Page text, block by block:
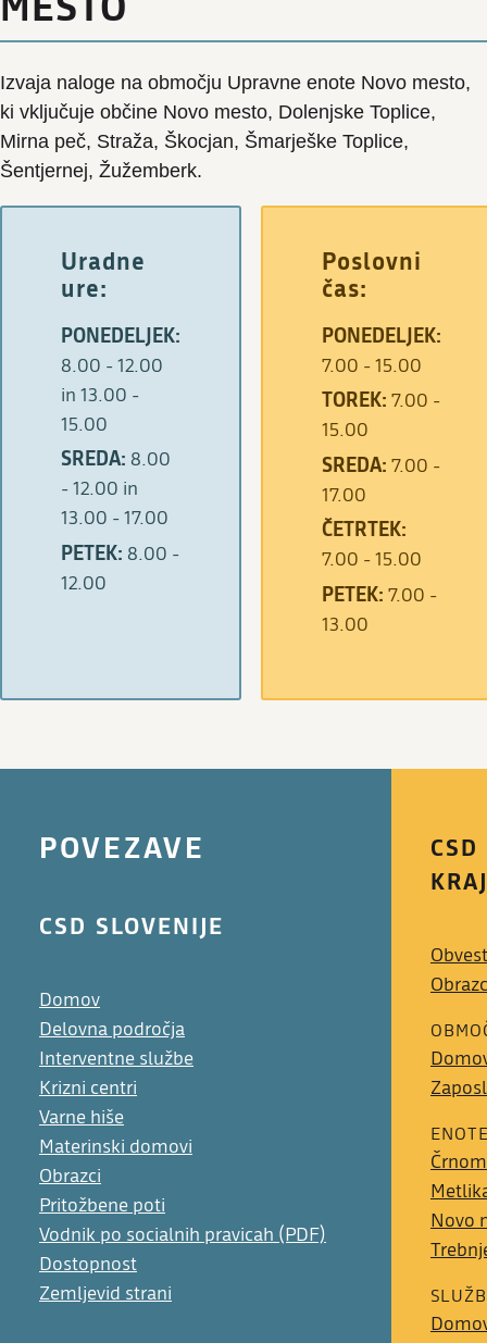
Izvaja naloge na območju Upravne enote Novo mesto,
ki vključuje občine Novo mesto, Dolenjske Toplice,
Mirna peč, Straža, Škocjan, Šmarješke Toplice,
Šentjernej, Žužemberk.
Uradne
ure:
PONEDELJEK:
8.00 - 12.00
in 13.00 -
15.00
SREDA: 8.00
- 12.00 in
13.00 - 17.00
PETEK: 8.00 -
12.00
Poslovni
čas:
PONEDELJEK:
7.00 - 15.00
TOREK: 7.00 -
15.00
SREDA: 7.00 -
17.00
ČETRTEK:
7.00 - 15.00
PETEK: 7.00 -
13.00
POVEZAVE
CSD SLOVENIJE
Domov
Delovna področja
Interventne službe
Krizni centri
Varne hiše
Materinski domovi
Obrazci
Pritožbene poti
Vodnik po socialnih pravicah (PDF)
Dostopnost
Zemljevid strani
Novo